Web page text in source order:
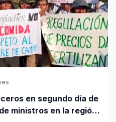
en segundo día de
ministros en la región